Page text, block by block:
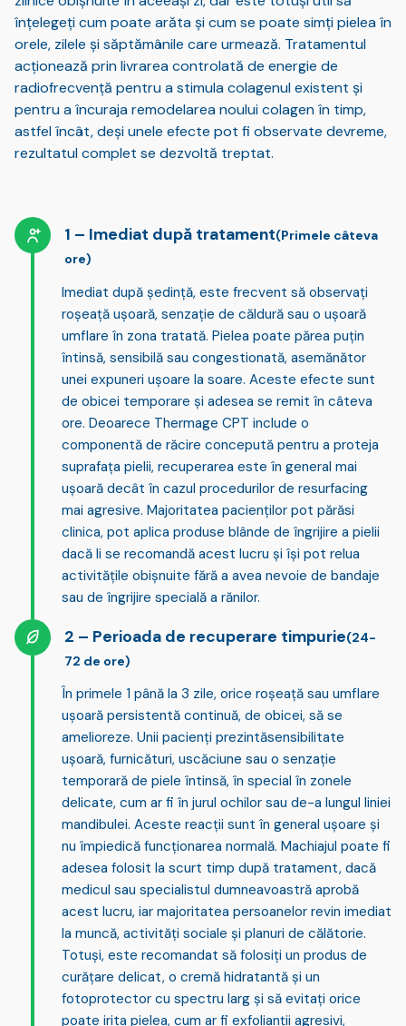
înțelegeți cum poate arăta și cum se poate simți pielea în
orele, zilele și săptămânile care urmează. Tratamentul
acționează prin livrarea controlată de energie de
radiofrecvență pentru a stimula colagenul existent și
pentru a încuraja remodelarea noului colagen în timp,
astfel încât, deși unele efecte pot fi observate devreme,
rezultatul complet se dezvoltă treptat.
Imediat după tratament(Primele câteva
ore)
Imediat după ședință, este frecvent să observați
roșeață ușoară, senzație de căldură sau o ușoară
umflare în zona tratată. Pielea poate părea puțin
întinsă, sensibilă sau congestionată, asemănător
unei expuneri ușoare la soare. Aceste efecte sunt
de obicei temporare și adesea se remit în câteva
ore. Deoarece Thermage CPT include o
componentă de răcire concepută pentru a proteja
suprafața pielii, recuperarea este în general mai
ușoară decât în cazul procedurilor de resurfacing
mai agresive. Majoritatea pacienților pot părăsi
clinica, pot aplica produse blânde de îngrijire a pielii
dacă li se recomandă acest lucru și își pot relua
activitățile obișnuite fără a avea nevoie de bandaje
sau de îngrijire specială a rănilor.
Perioada de recuperare timpurie(24-
72 de ore)
În primele 1 până la 3 zile, orice roșeață sau umflare
ușoară persistentă continuă, de obicei, să se
amelioreze. Unii pacienți prezintăsensibilitate
ușoară, furnicături, uscăciune sau o senzație
temporară de piele întinsă, în special în zonele
delicate, cum ar fi în jurul ochilor sau de-a lungul liniei
mandibulei. Aceste reacții sunt în general ușoare și
nu împiedică funcționarea normală. Machiajul poate fi
adesea folosit la scurt timp după tratament, dacă
medicul sau specialistul dumneavoastră aprobă
acest lucru, iar majoritatea persoanelor revin imediat
la muncă, activități sociale și planuri de călătorie.
Totuși, este recomandat să folosiți un produs de
curățare delicat, o cremă hidratantă și un
fotoprotector cu spectru larg și să evitați orice
poate irita pielea, cum ar fi exfolianții agresivi,